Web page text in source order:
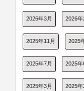
2026年3月 2026年
2025年11月 2025
2025年7月 2025年
2025年3月 2025年